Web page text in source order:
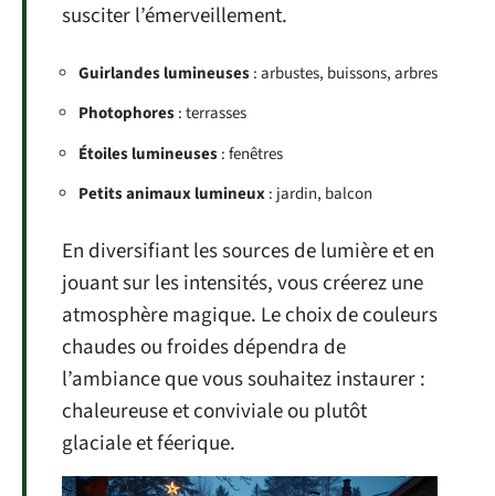
susciter l’émerveillement.
Guirlandes lumineuses: arbustes, buissons, arbres
Photophores: terrasses
Étoiles lumineuses: fenêtres
Petits animaux lumineux: jardin, balcon
En diversifiant les sources de lumière et en
jouant sur les intensités, vous créerez une
atmosphère magique. Le choix de couleurs
chaudes ou froides dépendra de
l’ambiance que vous souhaitez instaurer :
chaleureuse et conviviale ou plutôt
glaciale et féerique.